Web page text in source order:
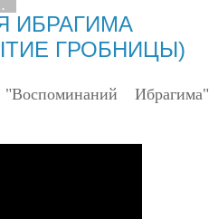
ИБРАГИМА
ГРОБНИЦЫ)
Ибрагима"